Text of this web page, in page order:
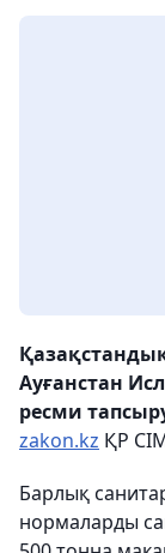
Ауғанстан
ресми
zakon.kz ҚР
Барлық
нормаларды